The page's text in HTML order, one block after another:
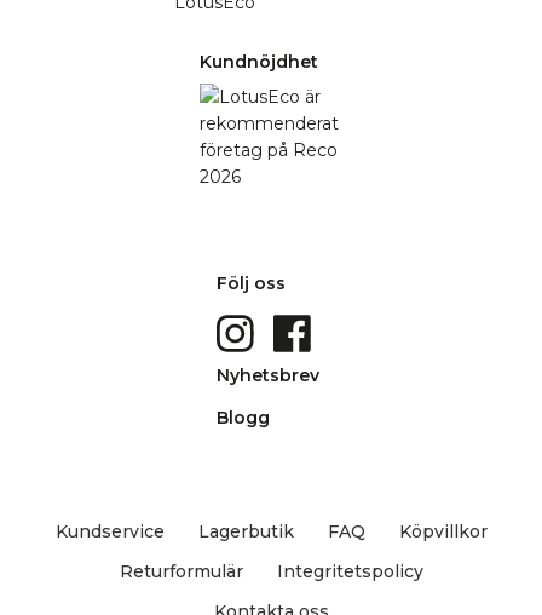
Kundnöjdhet
Följ oss
Nyhetsbrev
Blogg
Kundservice Lagerbutik FAQ
Köpvillkor
Returformulär
Integritetspolicy